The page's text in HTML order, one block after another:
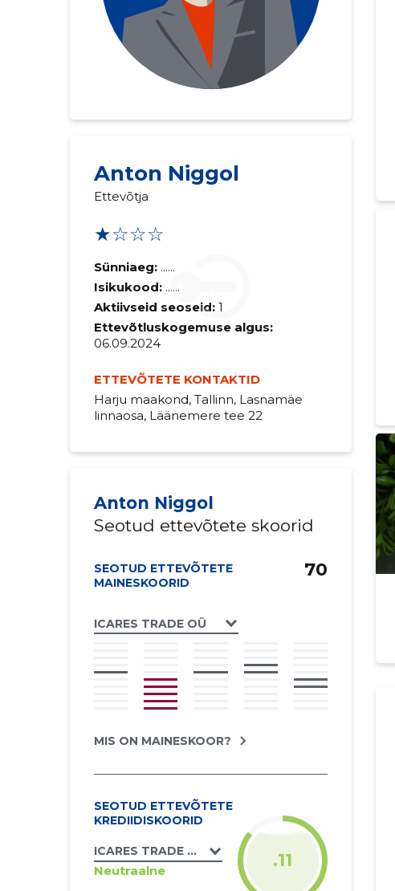
Anton Niggol
Ettevõtja
★☆☆☆
Sünniaeg: ......
Isikukood: ......
Aktiivseid seoseid: 1
Ettevõtluskogemuse algus:
06.09.2024
ETTEVÕTETE KONTAKTID
Harju maakond, Tallinn, Lasnamäe
linnaosa, Läänemere tee 22
Anton Niggol
Seotud ettevõtete skoorid
SEOTUD ETTEVÕTETE
MAINESKOORID
ICARES TRADE OÜ
70
MIS ON MAINESKOOR?
SEOTUD ETTEVÕTETE
KREDIIDISKOORID
ICARES TRADE OÜ
Neutraalne .11